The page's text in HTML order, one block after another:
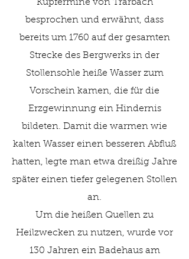
Kupfermine von Trarbach
besprochen und erwähnt, dass
bereits um 1760 auf der gesamten
Strecke des Bergwerks in der
Stollensohle heiße Wasser zum
Vorschein kamen, die für die
Erzgewinnung ein Hindernis
bildeten. Damit die warmen wie
kalten Wasser einen besseren Abfluß
hatten, legte man etwa dreißig Jahre
später einen tiefer gelegenen Stollen
an.
Um die heißen Quellen zu
Heilzwecken zu nutzen, wurde vor
130 Jahren ein Badehaus am